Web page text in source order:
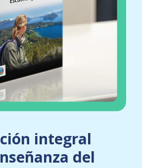
integral
del